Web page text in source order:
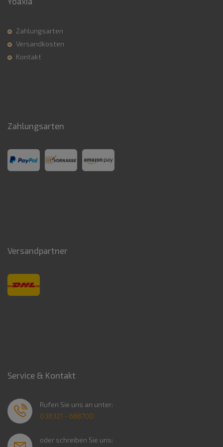
Zahlungsarten
Versandkosten
Kontakt
Zahlungsarten
Versandpartner
Service & Kontakt
Rufen Sie uns an unter:
038321 - 688700
oder schreiben Sie uns: